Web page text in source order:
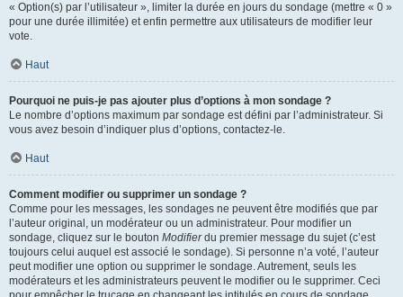
« Option(s) par l’utilisateur », limiter la durée en jours du sondage (mettre « 0 »
pour une durée illimitée) et enfin permettre aux utilisateurs de modifier leur
vote.
Haut
Pourquoi ne puis-je pas ajouter plus d’options à mon sondage ?
Le nombre d’options maximum par sondage est défini par l’administrateur. Si
vous avez besoin d’indiquer plus d’options, contactez-le.
Haut
Comment modifier ou supprimer un sondage ?
Comme pour les messages, les sondages ne peuvent être modifiés que par
l’auteur original, un modérateur ou un administrateur. Pour modifier un
sondage, cliquez sur le bouton Modifierdu premier message du sujet (c’est
toujours celui auquel est associé le sondage). Si personne n’a voté, l’auteur
peut modifier une option ou supprimer le sondage. Autrement, seuls les
modérateurs et les administrateurs peuvent le modifier ou le supprimer. Ceci